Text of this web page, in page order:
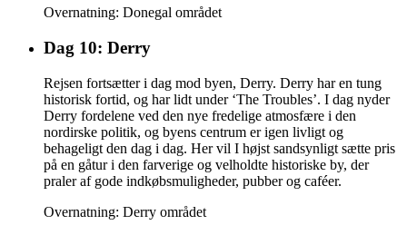
Overnatning: Donegal området
Dag 10: Derry
Rejsen fortsætter i dag mod byen, Derry. Derry har en tung
historisk fortid, og har lidt under ‘The Troubles’. I dag nyder
Derry fordelene ved den nye fredelige atmosfære i den
nordirske politik, og byens centrum er igen livligt og
behageligt den dag i dag. Her vil I højst sandsynligt sætte pris
på en gåtur i den farverige og velholdte historiske by, der
praler af gode indkøbsmuligheder, pubber og caféer.
Overnatning: Derry området